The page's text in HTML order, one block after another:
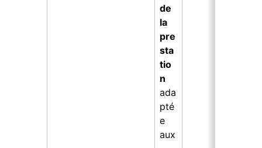
de
la
pre
sta
tio
n
ada
pté
e
aux